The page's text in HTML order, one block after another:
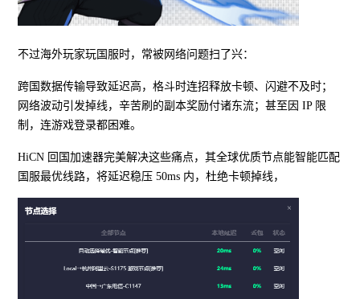
不过海外玩家玩国服时，常被网络问题扫了兴：
跨国数据传输导致延迟高，格斗时连招释放卡顿、闪避不及时；
网络波动引发掉线，辛苦刷的副本奖励付诸东流；甚至因 IP 限
制，连游戏登录都困难。
HiCN 回国加速器完美解决这些痛点，其全球优质节点能智能匹配
国服最优线路，将延迟稳压 50ms 内，杜绝卡顿掉线，